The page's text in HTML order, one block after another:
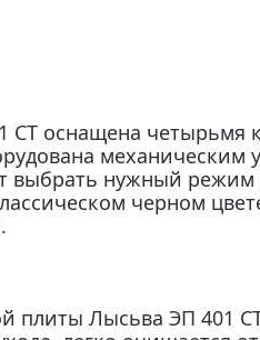
СТ оснащена четырьмя
механическим
выбрать нужный
черном
плиты Лысьва ЭП 401